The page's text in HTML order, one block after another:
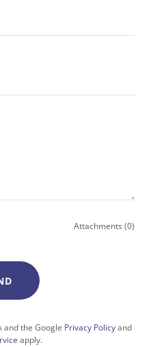
Attachments (0)
and the Google Privacy Policyand
apply.